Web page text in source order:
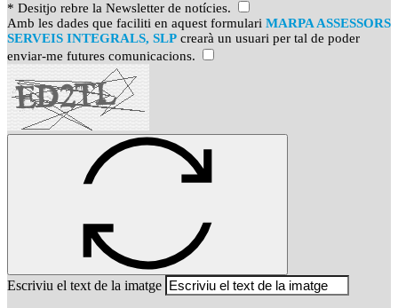
* Desitjo rebre la Newsletter de notícies.
Amb les dades que faciliti en aquest formulari MARPA ASSESSORS
SERVEIS INTEGRALS, SLP crearà un usuari per tal de poder
enviar-me futures comunicacions.
Escriviu el text de la imatge